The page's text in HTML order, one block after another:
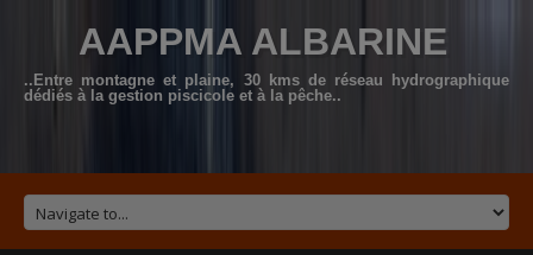
AAPPMA ALBARINE
..Entre montagne et plaine, 30 kms de réseau hydrographique
dédiés à la gestion piscicole et à la pêche..